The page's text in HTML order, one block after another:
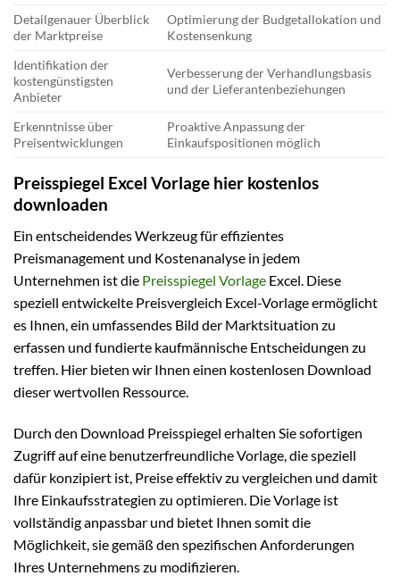
Detailgenauer Überblick
der Marktpreise
Optimierung der Budgetallokation und
Kostensenkung
Identifikation der
kostengünstigsten
Anbieter
Verbesserung der Verhandlungsbasis
und der Lieferantenbeziehungen
Erkenntnisse über
Preisentwicklungen
Proaktive Anpassung der
Einkaufspositionen möglich
Preisspiegel Excel Vorlage hier kostenlos
downloaden
Ein entscheidendes Werkzeug für effizientes
Preismanagement und Kostenanalyse in jedem
Unternehmen ist die Preisspiegel Vorlage Excel. Diese
speziell entwickelte Preisvergleich Excel-Vorlage ermöglicht
es Ihnen, ein umfassendes Bild der Marktsituation zu
erfassen und fundierte kaufmännische Entscheidungen zu
treffen. Hier bieten wir Ihnen einen kostenlosen Download
dieser wertvollen Ressource.
Durch den Download Preisspiegel erhalten Sie sofortigen
Zugriff auf eine benutzerfreundliche Vorlage, die speziell
dafür konzipiert ist, Preise effektiv zu vergleichen und damit
Ihre Einkaufsstrategien zu optimieren. Die Vorlage ist
vollständig anpassbar und bietet Ihnen somit die
Möglichkeit, sie gemäß den spezifischen Anforderungen
Ihres Unternehmens zu modifizieren.